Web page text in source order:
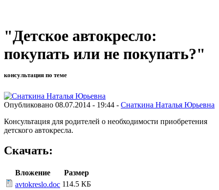
"Детское автокресло:
покупать или не покупать?"
консультация по теме
Опубликовано 08.07.2014 - 19:44 - Снаткина Наталья Юрьевна
Консультация для родителей о необходимости приобретения
детского автокресла.
Скачать:
Вложение
Размер
avtokreslo.doc 114.5 КБ